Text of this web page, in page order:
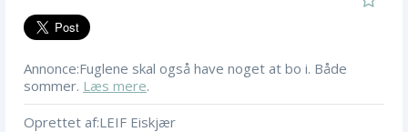
Annonce:Fuglene skal også have noget at bo i. Både
sommer. Læs mere.
Oprettet af:LEIF Eiskjær